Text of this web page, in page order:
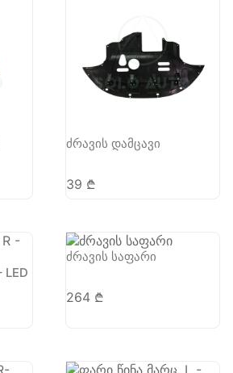
ძრავის დამცავი
39 ₾
LED
ძრავის საფარი
264 ₾